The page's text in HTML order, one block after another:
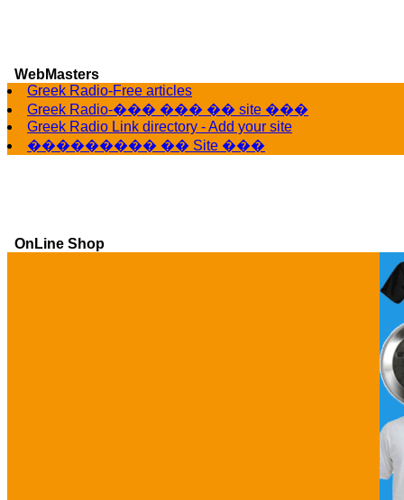
WebMasters
Greek Radio-Free articles
Greek Radio-��� ��� �� site ���
Greek Radio Link directory - Add your site
��������� �� Site ���
OnLine Shop